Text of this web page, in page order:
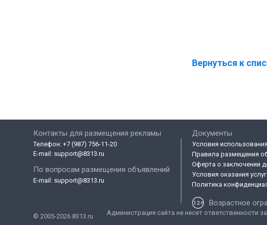
Вернуться к
Контакты для размещения рекламы
Телефон: +7 (987) 756-11-20
E-mail: support@8313.ru
По вопросам размещения объявлений
E-mail: support@8313.ru
Документы
Условия
Правила размещения
Оферта о заключении
Условия оказания
Политика
Возрастное
© 2005-2026 8313.ru Администрация сайта не несет ответственности